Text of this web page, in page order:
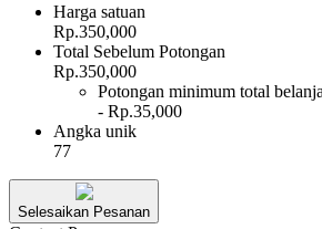
Harga satuan
Rp.350,000
Total Sebelum Potongan
Rp.350,000
Potongan minimum total
- Rp.35,000
Angka unik
77
Selesaikan Pesanan